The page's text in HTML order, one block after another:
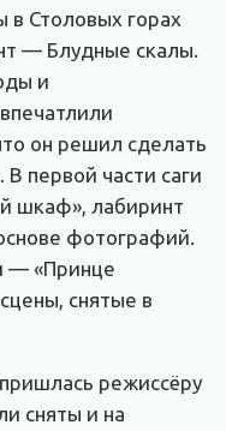
в Столовых горах
— Блудные скалы.
и
он решил сделать
первой части саги
шкаф», лабиринт
фотографий.
— «Принце
снятые в
режиссёру
сняты и на